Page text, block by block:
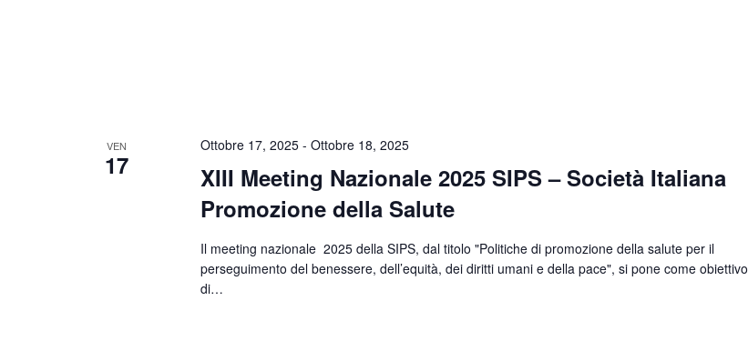
VEN
17
XIII Meeting Nazionale 2025 SIPS – Società Italiana
Promozione della Salute
Ottobre 17, 2025- Ottobre 18, 2025
Il meeting nazionale 2025 della SIPS, dal titolo "Politiche di promozione della salute per il
perseguimento del benessere, dell’equità, dei diritti umani e della pace", si pone come obiettivo
di…